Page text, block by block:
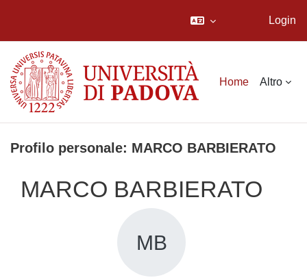
Login
Home Altro
Profilo personale: MARCO BARBIERATO
MARCO BARBIERATO
MB